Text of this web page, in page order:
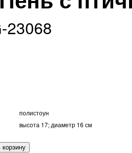
23068
полистоун
высота 17; диаметр 16 см